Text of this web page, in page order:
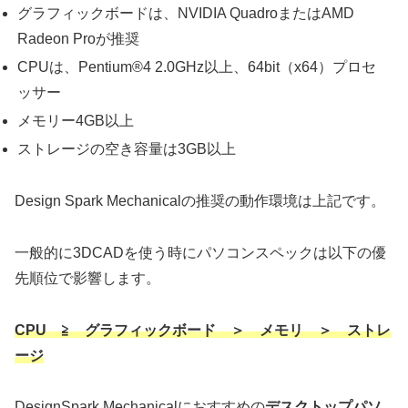
グラフィックボードは、NVIDIA QuadroまたはAMD
Radeon Proが推奨
CPUは、Pentium®4 2.0GHz以上、64bit（x64）プロセ
ッサー
メモリー4GB以上
ストレージの空き容量は3GB以上
Design Spark Mechanicalの推奨の動作環境は上記です。
一般的に3DCADを使う時にパソコンスペックは以下の優
先順位で影響します。
CPU ≧ グラフィックボード ＞ メモリ ＞ ストレ
ージ